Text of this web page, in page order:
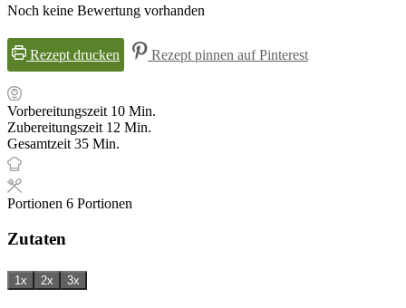
Noch keine Bewertung vorhanden
Rezept drucken Rezept pinnen auf Pinterest
Vorbereitungszeit 10Minuten
Min.
Zubereitungszeit 12 Minuten
Min.
Gesamtzeit35Minuten
Min.
Portionen 6 Portionen
Zutaten
1x 2x 3x